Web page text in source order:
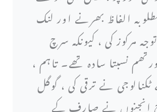
الفاظ بھرنے اور لنک
مرکوز کی ، کیونکہ سرچ
نسبتا سادہ تھے۔ تاہم ،
ٹکنالوجی نے ترقی کی ، گوگل
انجنوں نے صارف کے